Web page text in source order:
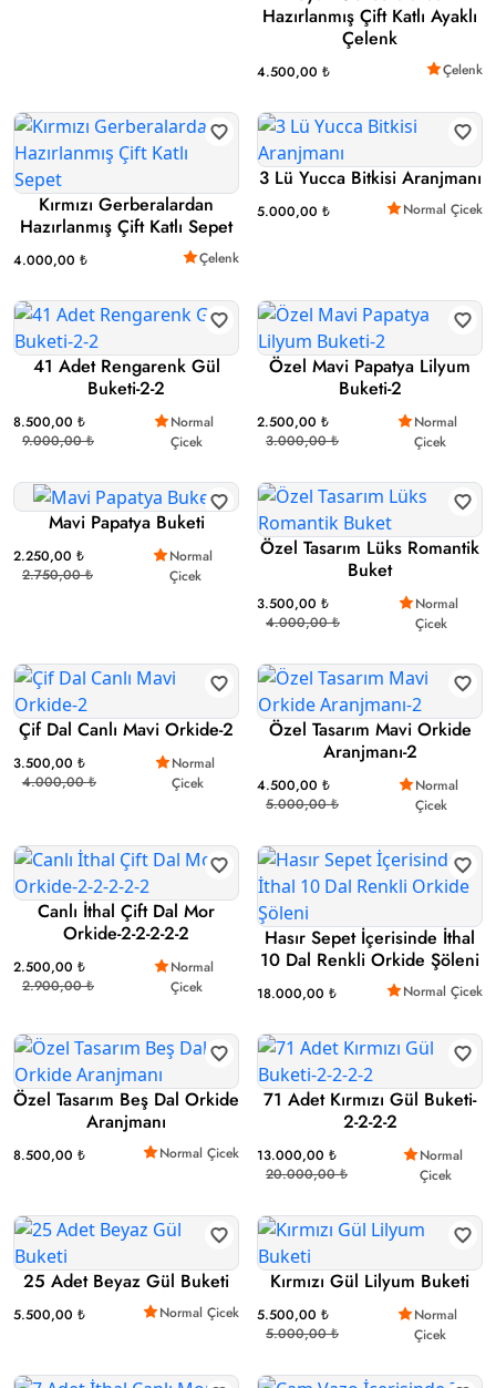
Hazırlanmış Çift Katlı Ayaklı
Çelenk
4.500,00 ₺ Çelenk
Kırmızı Gerberalardan
Hazırlanmış Çift Katlı Sepet
4.000,00 ₺ Çelenk
3 Lü Yucca Bitkisi Aranjmanı
5.000,00 ₺ Normal Çicek
41 Adet Rengarenk Gül
Buketi-2-2
8.500,00 ₺
9.000,00 ₺
Normal
Çicek
Özel Mavi Papatya Lilyum
Buketi-2
2.500,00 ₺
3.000,00 ₺
Normal
Çicek
Mavi Papatya Buketi
2.250,00 ₺
2.750,00 ₺
Normal
Çicek
Özel Tasarım Lüks Romantik
Buket
3.500,00 ₺
4.000,00 ₺
Normal
Çicek
Çif Dal Canlı Mavi Orkide-2
3.500,00 ₺
4.000,00 ₺
Normal
Çicek
Özel Tasarım Mavi Orkide
Aranjmanı-2
4.500,00 ₺
5.000,00 ₺
Normal
Çicek
Canlı İthal Çift Dal Mor
Orkide-2-2-2-2-2
2.500,00 ₺
2.900,00 ₺
Normal
Çicek
Hasır Sepet İçerisinde İthal
10 Dal Renkli Orkide Şöleni
18.000,00 ₺ Normal Çicek
Özel Tasarım Beş Dal Orkide
Aranjmanı
8.500,00 ₺ Normal Çicek
71 Adet Kırmızı Gül Buketi-
2-2-2-2
13.000,00 ₺
20.000,00 ₺
Normal
Çicek
25 Adet Beyaz Gül Buketi
5.500,00 ₺ Normal Çicek
Kırmızı Gül Lilyum Buketi
5.500,00 ₺
5.000,00 ₺
Normal
Çicek